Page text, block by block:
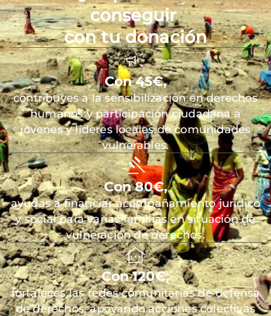
conseguir
con tu donación
Con 45€,
contribuyes a la sensibilización en derechos
humanos y participación ciudadana a
jóvenes y líderes locales de comunidades
vulnerables.
Con 80€,
ayudas a financiar acompañamiento jurídico
y social para varias familias en situación de
vulneración de derechos.
Con 120€,
fortaleces las redes comunitarias de defensa
de derechos, apoyando acciones colectivas